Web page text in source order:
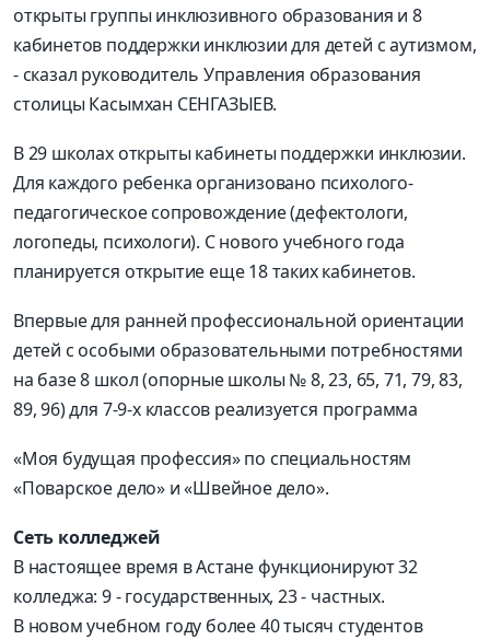
открыты группы инклюзивного образования и 8
кабинетов поддержки инклюзии для детей с аутизмом,
- сказал руководитель Управления образования
столицы Касымхан СЕНГАЗЫЕВ.
В 29 школах открыты кабинеты поддержки инклюзии.
Для каждого ребенка организовано психолого-
педагогическое сопровождение (дефектологи,
логопеды, психологи). С нового учебного года
планируется открытие еще 18 таких кабинетов.
Впервые для ранней профессиональной ориентации
детей с особыми образовательными потребностями
на базе 8 школ (опорные школы № 8, 23, 65, 71, 79, 83,
89, 96) для 7-9-х классов реализуется программа
«Моя будущая профессия» по специальностям
«Поварское дело» и «Швейное дело».
Сеть колледжей
В настоящее время в Астане функционируют 32
колледжа: 9 - государственных, 23 - частных.
В новом учебном году более 40 тысяч студентов